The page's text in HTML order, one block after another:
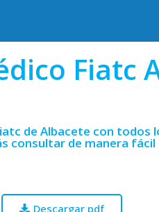
Fiatc
de Albacete con
consultar de manera fácil
Descargar pdf